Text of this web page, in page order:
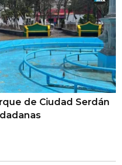
de Ciudad Serdán